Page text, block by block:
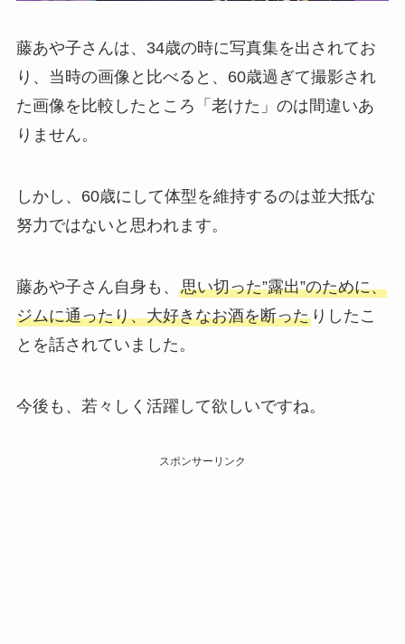
藤あや子さんは、34歳の時に写真集を出されてお
り、当時の画像と比べると、60歳過ぎて撮影され
た画像を比較したところ「老けた」のは間違いあ
りません。
しかし、60歳にして体型を維持するのは並大抵な
努力ではないと思われます。
藤あや子さん自身も、 思い切った”露出”のために、
ジムに通ったり、大好きなお酒を断ったりしたこ
とを話されていました。
今後も、若々しく活躍して欲しいですね。
スポンサーリンク